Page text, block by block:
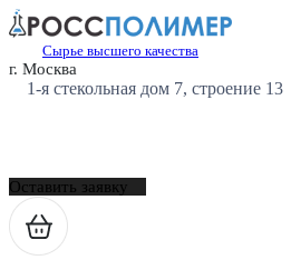
Сырье высшего качества
г. Москва
1-я стекольная дом 7, строение 13
Оставить заявку